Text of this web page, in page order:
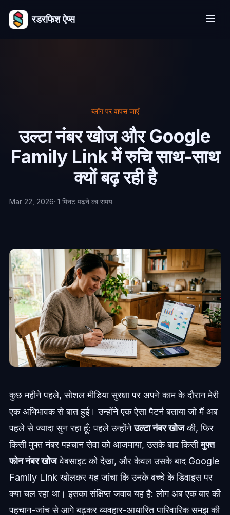
रडरफिश ऐप्स
ब्लॉग पर वापस जाएँ
उल्टा नंबर खोज और Google
Family Link में रुचि साथ-साथ
क्यों बढ़ रही है
Mar 22, 2026· 1 मिनट पढ़ने का समय
कुछ महीने पहले, सोशल मीडिया सुरक्षा पर अपने काम के दौरान मेरी
एक अभिभावक से बात हुई। उन्होंने एक ऐसा पैटर्न बताया जो मैं अब
पहले से ज्यादा सुन रहा हूँ: पहले उन्होंनेउल्टा नंबर खोजकी, फिर
किसी मुफ्त नंबर पहचान सेवा को आजमाया, उसके बाद किसीमुफ्त
फोन नंबर खोजवेबसाइट को देखा, और केवल उसके बाद Google
Family Link खोलकर यह जांचा कि उनके बच्चे के डिवाइस पर
क्या चल रहा था। इसका संक्षिप्त जवाब यह है: लोग अब एक बार की
पहचान-जांच से आगे बढ़कर व्यवहार-आधारित पारिवारिक समझ की